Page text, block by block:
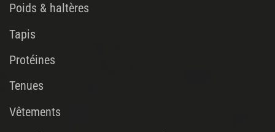
Poids & haltères
Tapis
Protéines
Tenues
Vêtements